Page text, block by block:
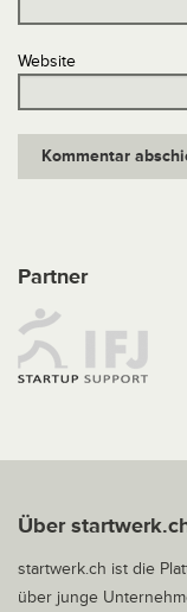
Website
Partner
Über
startwerk.ch ist die
über junge